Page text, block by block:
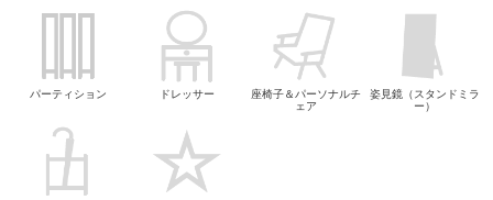
パーティション ドレッサー
座椅子＆パーソナルチ
ェア
姿見鏡（スタンドミラ
ー）